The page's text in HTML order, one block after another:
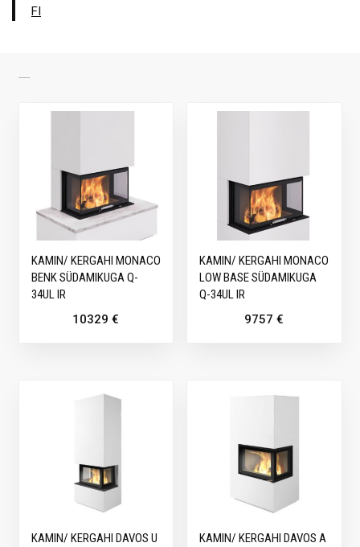
FI
KAMIN/ KERGAHI MONACO
BENK SÜDAMIKUGA Q-
34UL IR
10329€
KAMIN/ KERGAHI MONACO
LOW BASE SÜDAMIKUGA
Q-34UL IR
9757€
KAMIN/ KERGAHI DAVOS U
KAMIN/ KERGAHI DAVOS A